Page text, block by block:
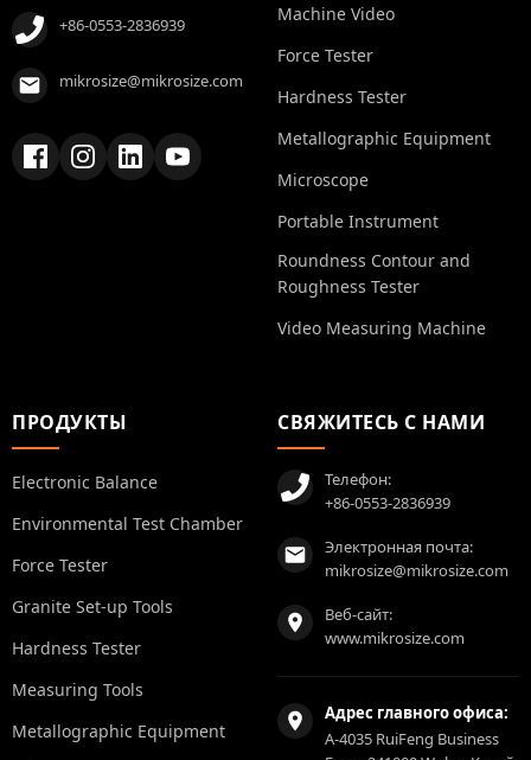
+86-0553-2836939
mikrosize@mikrosize.com
Machine Video
Force Tester
Hardness Tester
Metallographic Equipment
Microscope
Portable Instrument
Roundness Contour and
Roughness Tester
Video Measuring Machine
ПРОДУКТЫ
Electronic Balance
Environmental Test Chamber
Force Tester
Granite Set-up Tools
Hardness Tester
Measuring Tools
Metallographic Equipment
СВЯЖИТЕСЬ С НАМИ
Телефон:
+86-0553-2836939
Электронная почта:
mikrosize@mikrosize.com
Веб-сайт:
www.mikrosize.com
Адрес главного офиса:
A-4035 RuiFeng Business